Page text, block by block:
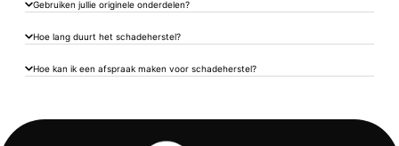
Gebruiken jullie originele onderdelen?
Hoe lang duurt het schadeherstel?
Hoe kan ik een afspraak maken voor schadeherstel?